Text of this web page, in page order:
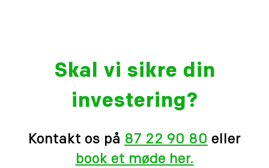
Skal vi sikre din
investering?
Kontakt os på 87 22 90 80 eller
book et møde her.